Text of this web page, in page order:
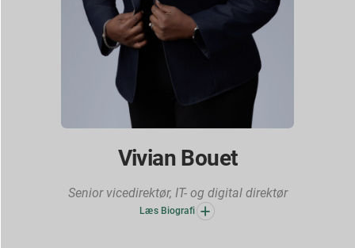
Vivian Bouet
Senior vicedirektør, IT- og digital direktør
Læs Biografi